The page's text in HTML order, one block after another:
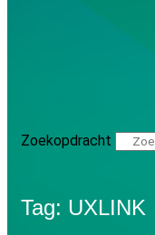
Zoekopdracht
Tag: UXLINK